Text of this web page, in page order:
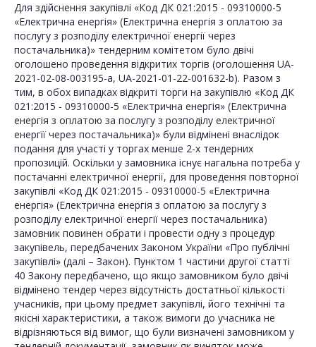
Для здійснення закупівлі «Код ДК 021:2015 - 09310000-5
«Електрична енергія» (Електрична енергія з оплатою за
послугу з розподілу електричної енергії через
постачальника)» тендерним комітетом було двічі
оголошено проведення відкритих торгів (оголошення UA-
2021-02-08-003195-a, UA-2021-01-22-001632-b). Разом з
тим, в обох випадках відкриті торги на закупівлю «Код ДК
021:2015 - 09310000-5 «Електрична енергія» (Електрична
енергія з оплатою за послугу з розподілу електричної
енергії через постачальника)» були відмінені внаслідок
подання для участі у торгах менше 2-х тендерних
пропозицій. Оскільки у замовника існує нагальна потреба у
постачанні електричної енергії, для проведення повторної
закупівлі «Код ДК 021:2015 - 09310000-5 «Електрична
енергія» (Електрична енергія з оплатою за послугу з
розподілу електричної енергії через постачальника)
замовник повинен обрати і провести одну з процедур
закупівель, передбачених Законом України «Про публічні
закупівлі» (далі – Закон). Пунктом 1 частини другої статті
40 Закону передбачено, що якщо замовником було двічі
відмінено тендер через відсутність достатньої кількості
учасників, при цьому предмет закупівлі, його технічні та
якісні характеристики, а також вимоги до учасника не
відрізняються від вимог, що були визначені замовником у